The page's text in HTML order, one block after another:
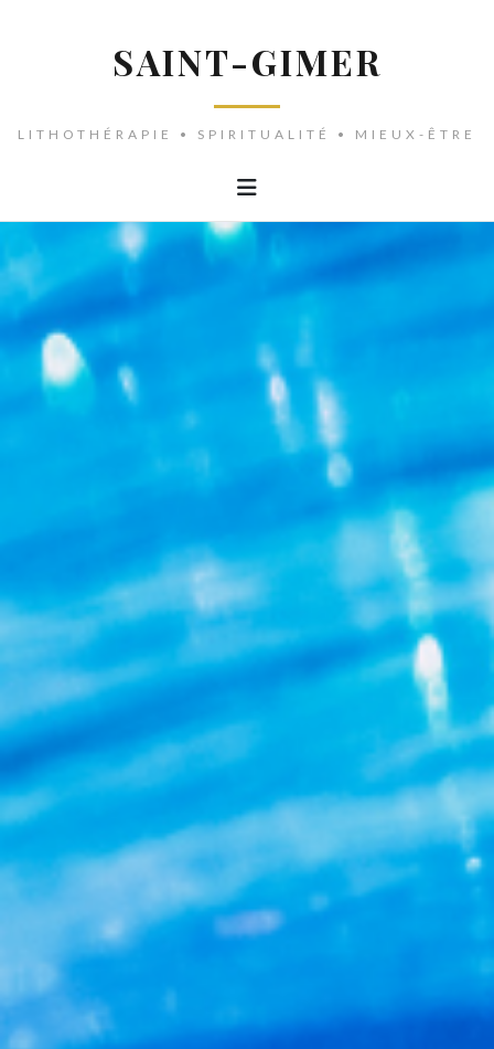
SAINT-GIMER
LITHOTHÉRAPIE • SPIRITUALITÉ • MIEUX-ÊTRE